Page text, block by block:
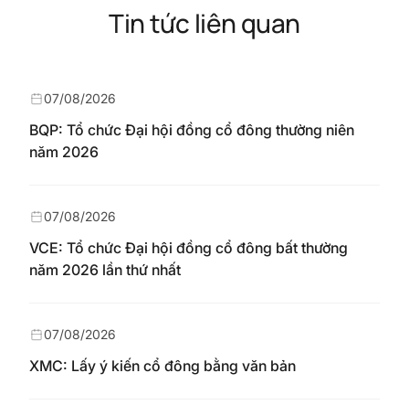
Tin tức liên quan
BQP: Tổ chức Đại hội đồng cổ đông thường niên
năm 2026
07/08/2026
VCE: Tổ chức Đại hội đồng cổ đông bất thường
năm 2026 lần thứ nhất
07/08/2026
XMC: Lấy ý kiến cổ đông bằng văn bản
07/08/2026